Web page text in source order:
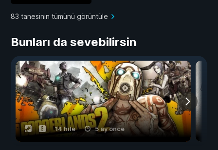
83 tanesinin tümünü görüntüle
Bunları da sevebilirsin
14 hile 5 ay önce